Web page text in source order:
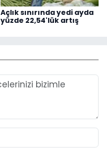
Açlık sınırında yedi ayda
yüzde 22,54'lük artış